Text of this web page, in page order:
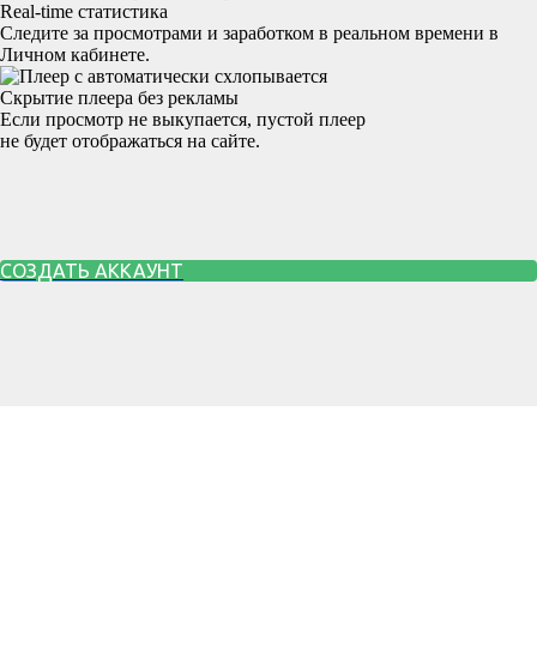
Real-time статистика
Следите за просмотрами и заработком в реальном времени в
Личном кабинете.
Скрытие плеера без рекламы
Если просмотр не выкупается, пустой плеер
не будет отображаться на сайте.
СОЗДАТЬ АККАУНТ